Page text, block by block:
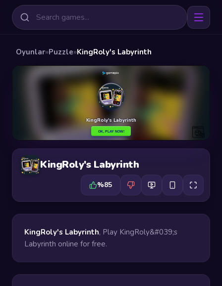
Oyunlar»Puzzle»KingRoly's Labyrinth
KingRoly's Labyrinth
%85
KingRoly's Labyrinth, Play KingRoly&#039;s
Labyrinth online for free.